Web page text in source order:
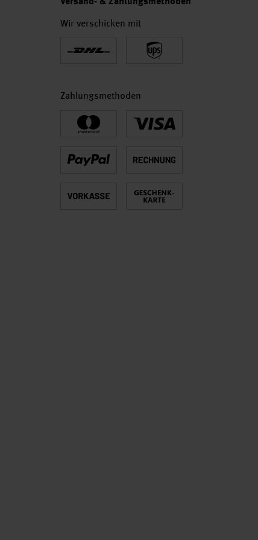
Wir verschicken mit
Zahlungsmethoden